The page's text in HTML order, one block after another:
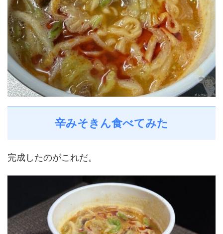
辛みそきん食べてみた
完成したのがこれだ。